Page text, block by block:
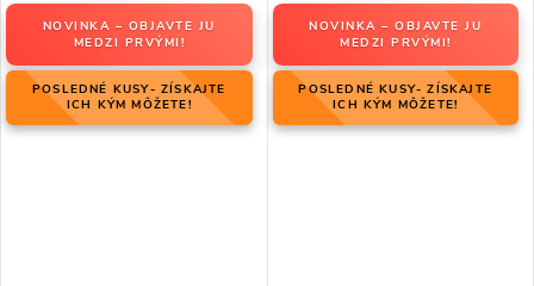
NOVINKA – OBJAVTE JU
MEDZI PRVÝMI!
POSLEDNÉ KUSY- ZÍSKAJTE
ICH KÝM MÔŽETE!
NOVINKA – OBJAVTE JU
MEDZI PRVÝMI!
POSLEDNÉ KUSY- ZÍSKAJTE
ICH KÝM MÔŽETE!